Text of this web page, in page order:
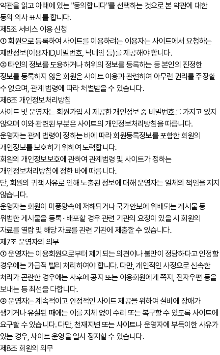
약관을 읽고 아래에 있는 "동의합니다"를 선택하는 것으로 본 약관에 대한
동의 의사 표시를 합니다.
제5조 서비스 이용 신청
① 회원으로 등록하여 사이트를 이용하려는 이용자는 사이트에서 요청하는
제반정보(이용자ID,비밀번호, 닉네임 등)를 제공해야 합니다.
② 타인의 정보를 도용하거나 허위의 정보를 등록하는 등 본인의 진정한
정보를 등록하지 않은 회원은 사이트 이용과 관련하여 아무런 권리를 주장할
수 없으며, 관계 법령에 따라 처벌받을 수 있습니다.
제6조 개인정보처리방침
사이트 및 운영자는 회원가입 시 제공한 개인정보 중 비밀번호를 가지고 있지
않으며 이와 관련된 부분은 사이트의 개인정보처리방침을 따릅니다.
운영자는 관계 법령이 정하는 바에 따라 회원등록정보를 포함한 회원의
개인정보를 보호하기 위하여 노력합니다.
회원의 개인정보보호에 관하여 관계법령 및 사이트가 정하는
개인정보처리방침에 정한 바에 따릅니다.
단, 회원의 귀책 사유로 인해 노출된 정보에 대해 운영자는 일체의 책임을 지지
않습니다.
운영자는 회원이 미풍양속에 저해되거나 국가안보에 위배되는 게시물 등
위법한 게시물을 등록 · 배포할 경우 관련 기관의 요청이 있을 시 회원의
자료를 열람 및 해당 자료를 관련 기관에 제출할 수 있습니다.
제7조 운영자의 의무
① 운영자는 이용회원으로부터 제기되는 의견이나 불만이 정당하다고 인정할
경우에는 가급적 빨리 처리하여야 합니다. 다만, 개인적인 사정으로 신속한
처리가 곤란한 경우에는 사후에 공지 또는 이용회원에게 쪽지, 전자우편 등을
보내는 등 최선을 다합니다.
② 운영자는 계속적이고 안정적인 사이트 제공을 위하여 설비에 장애가
생기거나 유실된 때에는 이를 지체 없이 수리 또는 복구할 수 있도록 사이트에
요구할 수 있습니다. 다만, 천재지변 또는 사이트나 운영자에 부득이한 사유가
있는 경우, 사이트 운영을 일시 정지할 수 있습니다.
제8조 회원의 의무